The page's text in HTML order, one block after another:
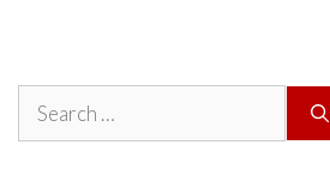
Search